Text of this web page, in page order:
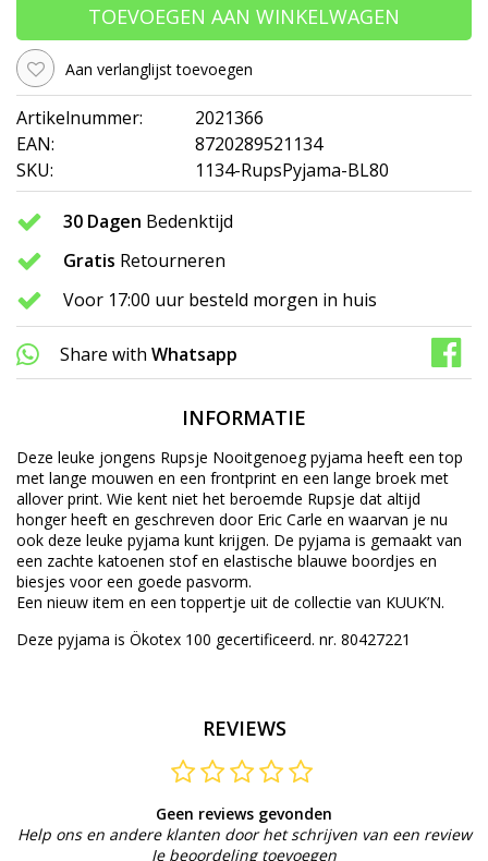
TOEVOEGEN AAN WINKELWAGEN
Aan verlanglijst toevoegen
Artikelnummer:
2021366
EAN:
8720289521134
SKU:
1134-RupsPyjama-BL80
30 Dagen Bedenktijd
Gratis Retourneren
Voor 17:00 uur besteld morgen in huis
Share with Whatsapp
INFORMATIE
Deze leuke jongens Rupsje Nooitgenoeg pyjama heeft een top
met lange mouwen en een frontprint en een lange broek met
allover print. Wie kent niet het beroemde Rupsje dat altijd
honger heeft en geschreven door Eric Carle en waarvan je nu
ook deze leuke pyjama kunt krijgen. De pyjama is gemaakt van
een zachte katoenen stof en elastische blauwe boordjes en
biesjes voor een goede pasvorm.
Een nieuw item en een toppertje uit de collectie van KUUK’N.
Deze pyjama is Ökotex 100 gecertificeerd. nr. 80427221
REVIEWS
Geen reviews gevonden
Help ons en andere klanten door het schrijven van een review
Je beoordeling toevoegen